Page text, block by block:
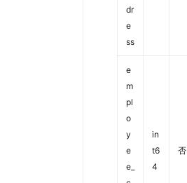
dr
e
ss
e
m
pl
o
y
e
e_
in
t6
4
否